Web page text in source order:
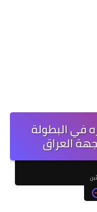
في البطولة
العراق